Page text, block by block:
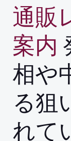
通販
案内
相や
る狙
れて